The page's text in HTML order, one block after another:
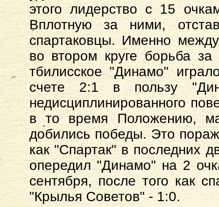
этого лидерство с 15
Вплотную за ними,
спартаковцы. Именно
во втором круге борьба
тбилисское "Динамо"
счете 2:1 в пользу
недисциплинированного
в то время Положению,
добились победы. Это
как "Спартак" в последних
опередил "Динамо" на 2
сентября, после того как
"Крылья Советов" - 1:0.